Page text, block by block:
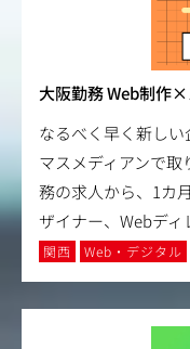
大阪勤務 Web制作
なるべく早く新しい
マスメディアンで
務の求人から、1カ
ザイナー、Webデ
関西 Web・デジタル